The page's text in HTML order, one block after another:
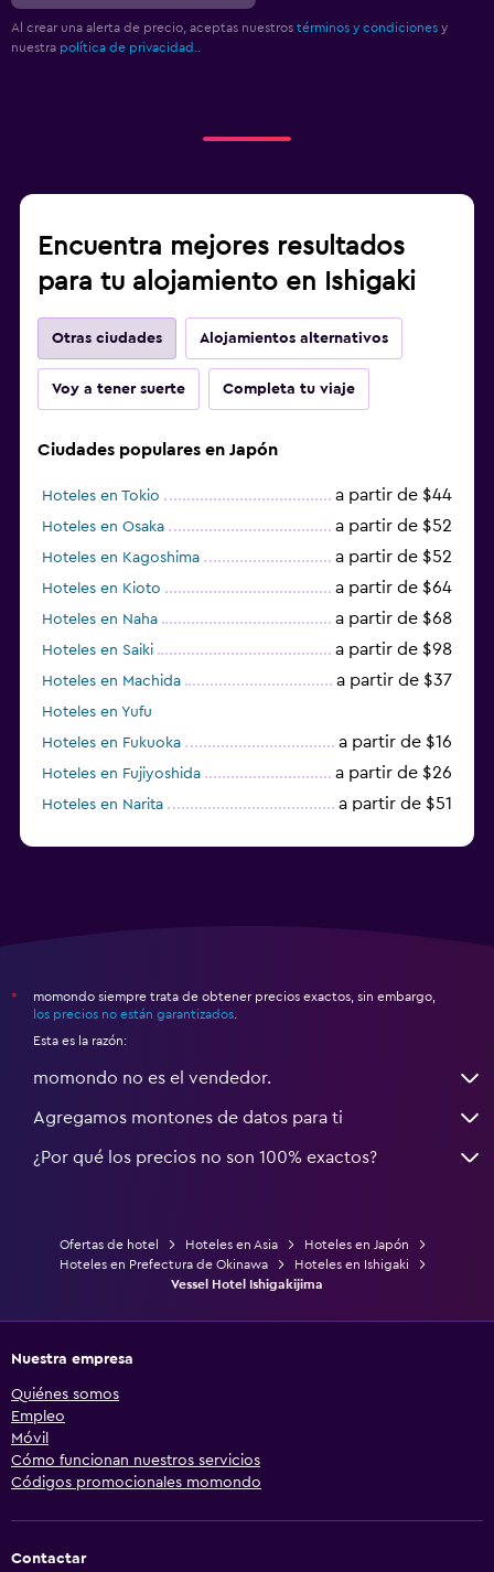
Al crear una alerta de precio, aceptas nuestros términos y condiciones y
nuestra política de privacidad.
Encuentra mejores resultados
para tu alojamiento en Ishigaki
Otras ciudades Alojamientos alternativos
Voy a tener suerte Completa tu viaje
Ciudades populares en Japón
Hoteles en Tokio a partir de $44
Hoteles en Osaka a partir de $52
Hoteles en Kagoshima a partir de $52
Hoteles en Kioto a partir de $64
Hoteles en Naha a partir de $68
Hoteles en Saiki a partir de $98
Hoteles en Machida a partir de $37
Hoteles en Yufu
Hoteles en Fukuoka
a partir de $16
Hoteles en Fujiyoshida a partir de $26
Hoteles en Narita a partir de $51
*
momondo siempre trata de obtener precios exactos, sin embargo,
los precios no están garantizados
Esta es la razón:
momondo no es el vendedor.
Agregamos montones de datos para ti
¿Por qué los precios no son 100% exactos?
Ofertas de hotel Hoteles en Asia
Hoteles en Japón
Hoteles en Prefectura de Okinawa
Hoteles en Ishigaki
Vessel Hotel Ishigakijima
Nuestra empresa
Quiénes somos
Empleo
Móvil
Cómo funcionan nuestros servicios
Códigos promocionales momondo
Contactar